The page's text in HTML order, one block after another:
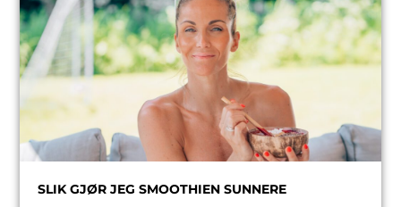
SLIK GJØR JEG SMOOTHIEN SUNNERE